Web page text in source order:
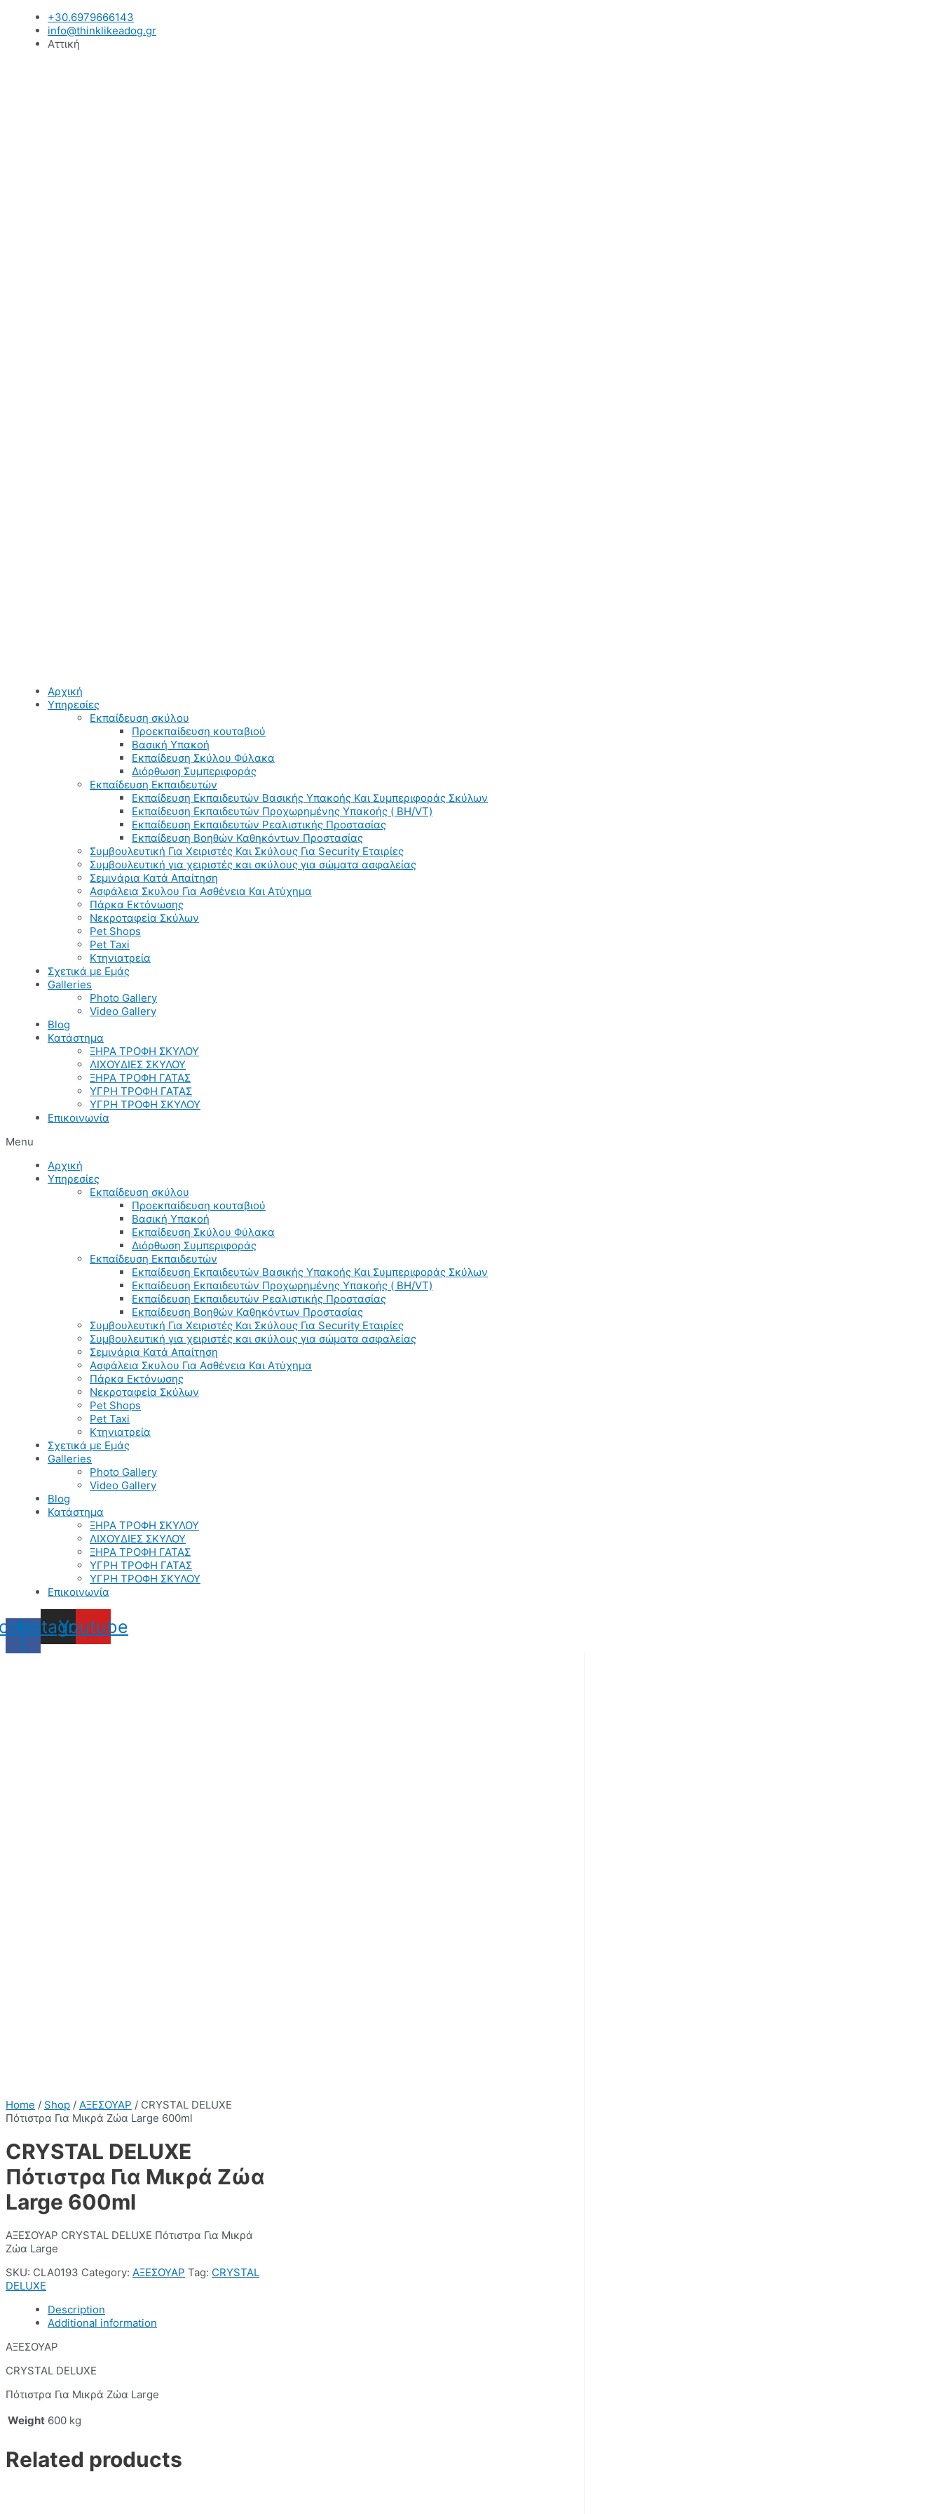
Μετάβαση
περιεχόμενο
+30.6979666143
info@thinklikeadog.gr
Αττική
Αρχική
Υπηρεσίες
Εκπαίδευση σκύλου
Προεκπαίδευση κουταβιού
Βασική Υπακοή
Εκπαίδευση Σκύλου Φύλακα
Διόρθωση Συμπεριφοράς
Εκπαίδευση Εκπαιδευτών
Εκπαίδευση Εκπαιδευτών Βασικής Υπακοής Και Συμπεριφοράς Σκύλων
Εκπαίδευση Εκπαιδευτών Προχωρημένης Υπακοής ( BH/VT)
Εκπαίδευση Εκπαιδευτών Ρεαλιστικής Προστασίας
Εκπαίδευση Βοηθών Καθηκόντων Προστασίας
Συμβουλευτική Για Χειριστές Και Σκύλους Για Security Εταιρίες
Συμβουλευτική για χειριστές και σκύλους για σώματα ασφαλείας
Σεμινάρια Κατά Απαίτηση
Ασφάλεια Σκυλου Για Ασθένεια Και Ατύχημα
Πάρκα Εκτόνωσης
Νεκροταφεία Σκύλων
Pet Shops
Pet Taxi
Κτηνιατρεία
Σχετικά με Εμάς
Galleries
Photo Gallery
Video Gallery
Blog
Κατάστημα
ΞΗΡΑ ΤΡΟΦΗ ΣΚΥΛΟΥ
ΛΙΧΟΥΔΙΕΣ ΣΚΥΛΟΥ
ΞΗΡΑ ΤΡΟΦΗ ΓΑΤΑΣ
ΥΓΡΗ ΤΡΟΦΗ ΓΑΤΑΣ
ΥΓΡΗ ΤΡΟΦΗ ΣΚΥΛΟΥ
Επικοινωνία
Menu
Αρχική
Υπηρεσίες
Εκπαίδευση σκύλου
Προεκπαίδευση κουταβιού
Βασική Υπακοή
Εκπαίδευση Σκύλου Φύλακα
Διόρθωση Συμπεριφοράς
Εκπαίδευση Εκπαιδευτών
Εκπαίδευση Εκπαιδευτών Βασικής Υπακοής Και Συμπεριφοράς Σκύλων
Εκπαίδευση Εκπαιδευτών Προχωρημένης Υπακοής ( BH/VT)
Εκπαίδευση Εκπαιδευτών Ρεαλιστικής Προστασίας
Εκπαίδευση Βοηθών Καθηκόντων Προστασίας
Συμβουλευτική Για Χειριστές Και Σκύλους Για Security Εταιρίες
Συμβουλευτική για χειριστές και σκύλους για σώματα ασφαλείας
Σεμινάρια Κατά Απαίτηση
Ασφάλεια Σκυλου Για Ασθένεια Και Ατύχημα
Πάρκα Εκτόνωσης
Νεκροταφεία Σκύλων
Pet Shops
Pet Taxi
Κτηνιατρεία
Σχετικά με Εμάς
Galleries
Photo Gallery
Video Gallery
Blog
Κατάστημα
ΞΗΡΑ ΤΡΟΦΗ ΣΚΥΛΟΥ
ΛΙΧΟΥΔΙΕΣ ΣΚΥΛΟΥ
ΞΗΡΑ ΤΡΟΦΗ ΓΑΤΑΣ
ΥΓΡΗ ΤΡΟΦΗ ΓΑΤΑΣ
ΥΓΡΗ ΤΡΟΦΗ ΣΚΥΛΟΥ
Επικοινωνία
f
Instagram
Youtube
Home / Shop / ΑΞΕΣΟΥΑΡ / CRYSTAL DELUXE
Πότιστρα Για Μικρά Ζώα Large 600ml
CRYSTAL DELUXE
Πότιστρα Για Μικρά Ζώα
Large 600ml
ΑΞΕΣΟΥΑΡ CRYSTAL DELUXE Πότιστρα Για Μικρά
Ζώα Large
SKU: CLA0193 Category: ΑΞΕΣΟΥΑΡ Tag: CRYSTAL
DELUXE
Description
Additional information
ΑΞΕΣΟΥΑΡ
CRYSTAL DELUXE
Πότιστρα Για Μικρά Ζώα Large
Weight 600 kg
Related products